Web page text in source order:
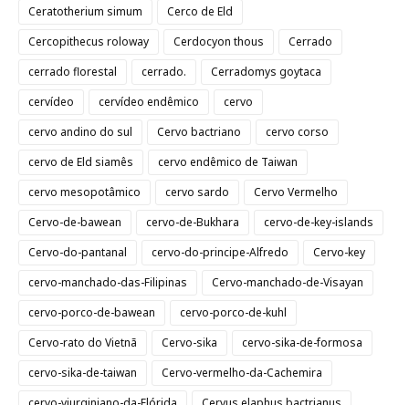
Ceratotherium simum
Cerco de Eld
Cercopithecus roloway
Cerdocyon thous
Cerrado
cerrado florestal
cerrado.
Cerradomys goytaca
cervídeo
cervídeo endêmico
cervo
cervo andino do sul
Cervo bactriano
cervo corso
cervo de Eld siamês
cervo endêmico de Taiwan
cervo mesopotâmico
cervo sardo
Cervo Vermelho
Cervo-de-bawean
cervo-de-Bukhara
cervo-de-key-islands
Cervo-do-pantanal
cervo-do-principe-Alfredo
Cervo-key
cervo-manchado-das-Filipinas
Cervo-manchado-de-Visayan
cervo-porco-de-bawean
cervo-porco-de-kuhl
Cervo-rato do Vietnã
Cervo-sika
cervo-sika-de-formosa
cervo-sika-de-taiwan
Cervo-vermelho-da-Cachemira